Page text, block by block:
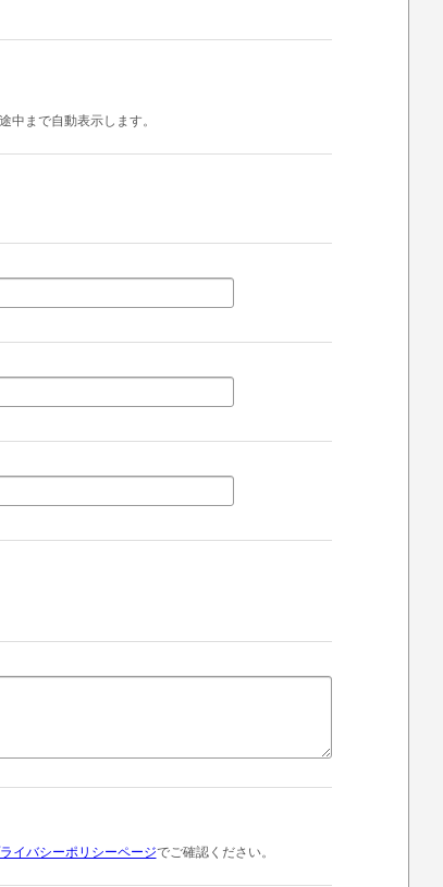
中まで自動表示します。
イバシーポリシーページでご確認ください。